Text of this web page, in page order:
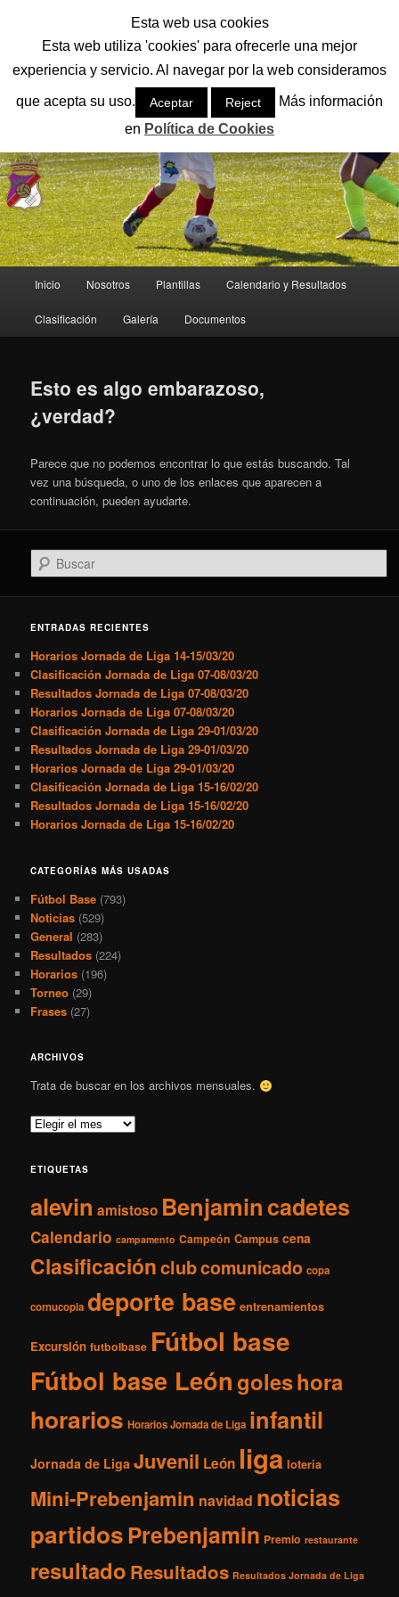
contenido
principal
contenido
secundario
CD SAN LORENZO
El mejor equipo del fútbol base de León
principal
Inicio Nosotros Plantillas Calendario y Resultados
Clasificación Galería Documentos
Esto es algo embarazoso,
¿verdad?
Parece que no podemos encontrar lo que estás buscando. Tal
vez una búsqueda, o uno de los enlaces que aparecen a
continuación, pueden ayudarte.
Buscar
ENTRADAS RECIENTES
Horarios Jornada de Liga 14-15/03/20
Clasificación Jornada de Liga 07-08/03/20
Resultados Jornada de Liga 07-08/03/20
Horarios Jornada de Liga 07-08/03/20
Clasificación Jornada de Liga 29-01/03/20
Resultados Jornada de Liga 29-01/03/20
Horarios Jornada de Liga 29-01/03/20
Clasificación Jornada de Liga 15-16/02/20
Resultados Jornada de Liga 15-16/02/20
Horarios Jornada de Liga 15-16/02/20
CATEGORÍAS MÁS USADAS
Fútbol Base (793)
Noticias (529)
General (283)
Resultados (224)
Horarios (196)
Torneo (29)
Frases (27)
ARCHIVOS
Trata de buscar en los archivos mensuales.
A
v
o
ETIQUETAS
alevin amistoso Benjamincadetes
Calendario campamento Campeón Campus cena
Clasificaciónclubcomunicado copa
cornucopia deporte base entrenamientos
Excursión futbolbase Fútbol base
Fútbol base Leóngoleshora
horarios Horarios Jornada de Liga infantil
Jornada de Liga Juvenil León liga loteria
Mini-Prebenjamin navidad noticias
partidosPrebenjamin Premio restaurante
resultado Resultados Resultados Jornada de Liga
Esta web usa cookies
Esta web utiliza 'cookies' para ofrecerle una mejor
experiencia y servicio. Al navegar por la web consideramos
que acepta su uso. Aceptar Reject
Más información
en Política de Cookies